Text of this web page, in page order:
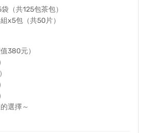
，「DR.S KAMPO御醫本草」期盼你
草醫學，這就是「DR.S KAMPO極．
俏茶」被創造的理由。
（共125包茶包）
x5包（共50片）
380元）
選擇～